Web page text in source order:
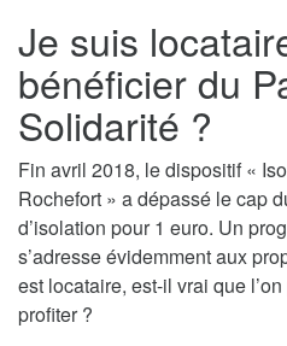
Je suis
bénéficier du
Solidarité ?
Fin avril 2018, le dispositif «
Rochefort » a dépassé le cap
d’isolation pour 1 euro. Un
s’adresse évidemment aux
est locataire, est-il vrai que
profiter ?